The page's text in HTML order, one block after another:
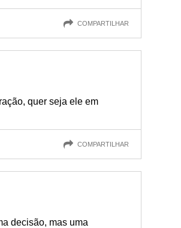
COMPARTILHAR
quer seja ele em
COMPARTILHAR
decisão, mas uma